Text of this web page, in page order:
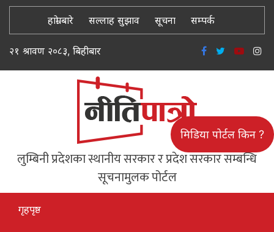
हाम्रो बारे सल्लाह सुझाव सूचना सम्पर्क
२१ श्रावण २०८३, बिहीबार
लुम्बिनी प्रदेशका स्थानीय सरकार र प्रदेश सरकार सम्बन्धि
सूचनामुलक पोर्टल
मिडिया पोर्टल किन ?
गृहपृष्ठ